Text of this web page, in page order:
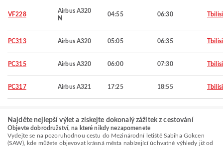
VF228
Airbus A320
N
04:55 06:30 Tbilisi
PC313 Airbus A320 05:05 06:35 Tbilisi
PC315 Airbus A320 06:00 07:30 Tbilisi
PC317 Airbus A321 17:25 18:55 Tbilisi
Najděte nejlepší výlet a získejte dokonalý zážitek z cestování
Objevte dobrodružství, na které nikdy nezapomenete
Vydejte se na pozoruhodnou cestu do Mezinárodní letiště Sabiha Gokcen
(SAW), kde můžete objevovat krásná města nabízející úchvatné výhledy již od